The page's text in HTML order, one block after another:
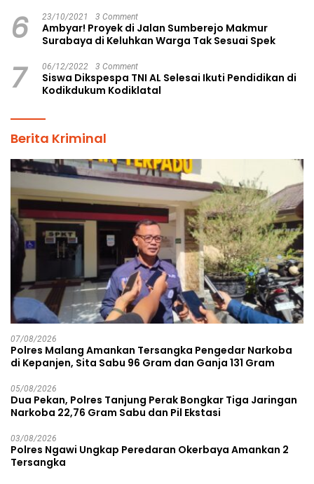
6 23/10/2021 3 Comment
Ambyar! Proyek di Jalan Sumberejo Makmur
Surabaya di Keluhkan Warga Tak Sesuai Spek
7 06/12/2022 3 Comment
Siswa Dikspespa TNI AL Selesai Ikuti Pendidikan di
Kodikdukum Kodiklatal
Berita Kriminal
07/08/2026
Polres Malang Amankan Tersangka Pengedar Narkoba
di Kepanjen, Sita Sabu 96 Gram dan Ganja 131 Gram
05/08/2026
Dua Pekan, Polres Tanjung Perak Bongkar Tiga Jaringan
Narkoba 22,76 Gram Sabu dan Pil Ekstasi
03/08/2026
Polres Ngawi Ungkap Peredaran Okerbaya Amankan 2
Tersangka